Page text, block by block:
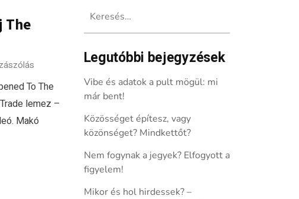
The
To The
lemez –
Makó
Legutóbbi bejegyzések
Vibe és adatok a pult mögül: mi
már bent!
Közösséget építesz, vagy
közönséget? Mindkettőt?
Nem fogynak a jegyek? Elfogyott a
figyelem!
Mikor és hol hirdessek? –